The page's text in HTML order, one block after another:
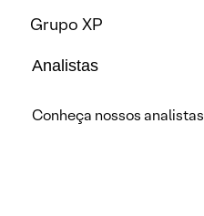
Grupo XP
Analistas
Conheça nossos analistas